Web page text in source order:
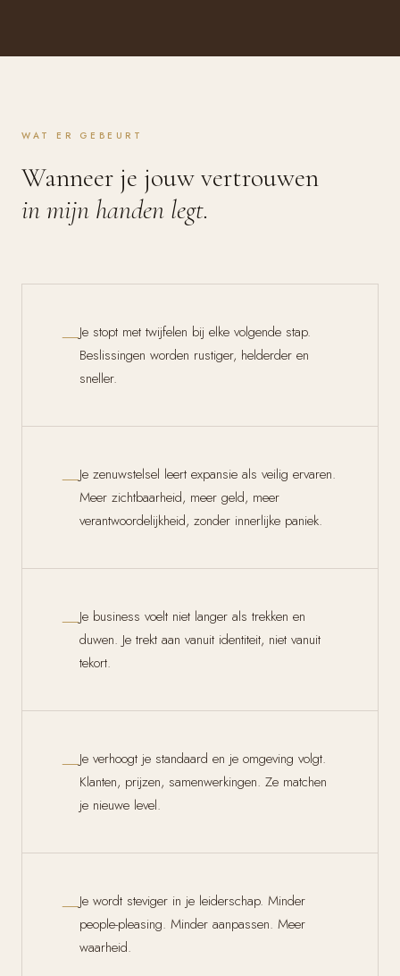
WAT ER GEBEURT
Wanneer je jouw vertrouwen
in mijn handen legt.
—Je stopt met twijfelen bij elke volgende stap.
Beslissingen worden rustiger, helderder en
sneller.
—Je zenuwstelsel leert expansie als veilig ervaren.
Meer zichtbaarheid, meer geld, meer
verantwoordelijkheid, zonder innerlijke paniek.
—Je business voelt niet langer als trekken en
duwen. Je trekt aan vanuit identiteit, niet vanuit
tekort.
—Je verhoogt je standaard en je omgeving volgt.
Klanten, prijzen, samenwerkingen. Ze matchen
je nieuwe level.
—Je wordt steviger in je leiderschap. Minder
people-pleasing. Minder aanpassen. Meer
waarheid.